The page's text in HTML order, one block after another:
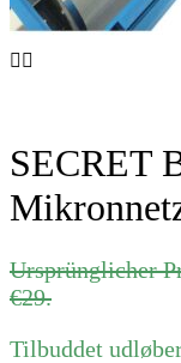
SECRET
Ursprünglicher
€29.
Tilbuddet